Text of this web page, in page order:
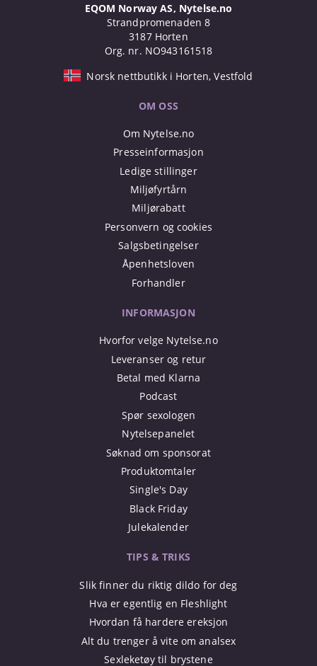
EQOM Norway AS, Nytelse.no
Strandpromenaden 8
3187 Horten
Org. nr. NO943161518
Norsk nettbutikk i Horten, Vestfold
OM OSS
Om Nytelse.no
Presseinformasjon
Ledige stillinger
Miljøfyrtårn
Miljørabatt
Personvern og cookies
Salgsbetingelser
Åpenhetsloven
Forhandler
INFORMASJON
Hvorfor velge Nytelse.no
Leveranser og retur
Betal med Klarna
Podcast
Spør sexologen
Nytelsepanelet
Søknad om sponsorat
Produktomtaler
Single's Day
Black Friday
Julekalender
TIPS & TRIKS
Slik finner du riktig dildo for deg
Hva er egentlig en Fleshlight
Hvordan få hardere ereksjon
Alt du trenger å vite om analsex
Sexleketøy til brystene